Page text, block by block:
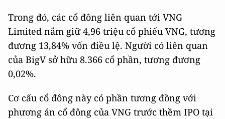
Trong đó, các cổ đông liên quan tới VNG
Limited nắm giữ 4,96 triệu cổ phiếu VNG, tương
đương 13,84% vốn điều lệ. Người có liên quan
của BigV sở hữu 8.366 cổ phần, tương đương
0,02%.
Cơ cấu cổ đông này có phần tương đồng với
phương án cổ đông của VNG trước thềm IPO tại